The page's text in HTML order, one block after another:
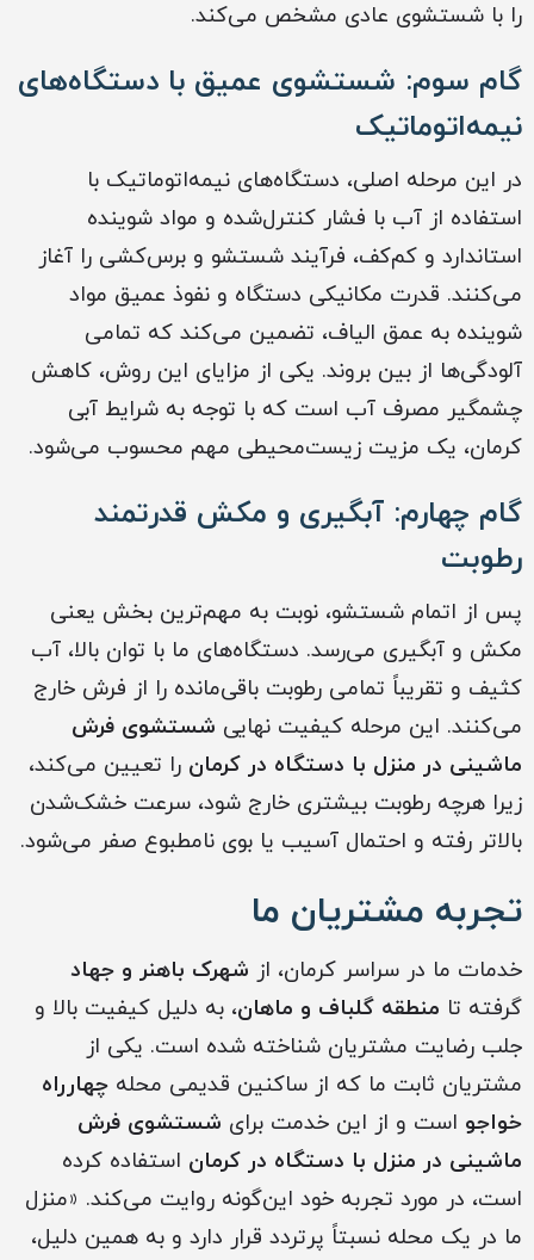
را با شستشوی عادی مشخص می‌کند.
گام سوم: شستشوی عمیق با دستگاه‌های
نیمه‌اتوماتیک
در این مرحله اصلی، دستگاه‌های نیمه‌اتوماتیک با
استفاده از آب با فشار کنترل‌شده و مواد شوینده
استاندارد و کم‌کف، فرآیند شستشو و برس‌کشی را آغاز
می‌کنند. قدرت مکانیکی دستگاه و نفوذ عمیق مواد
شوینده به عمق الیاف، تضمین می‌کند که تمامی
آلودگی‌ها از بین بروند. یکی از مزایای این روش، کاهش
چشمگیر مصرف آب است که با توجه به شرایط آبی
کرمان، یک مزیت زیست‌محیطی مهم محسوب می‌شود.
گام چهارم: آبگیری و مکش قدرتمند
رطوبت
پس از اتمام شستشو، نوبت به مهم‌ترین بخش یعنی
مکش و آبگیری می‌رسد. دستگاه‌های ما با توان بالا، آب
کثیف و تقریباً تمامی رطوبت باقی‌مانده را از فرش خارج
می‌کنند. این مرحله کیفیت نهایی شستشوی فرش
ماشینی در منزل با دستگاه در کرمان را تعیین می‌کند،
زیرا هرچه رطوبت بیشتری خارج شود، سرعت خشک‌شدن
بالاتر رفته و احتمال آسیب یا بوی نامطبوع صفر می‌شود.
تجربه مشتریان ما
خدمات ما در سراسر کرمان، از شهرک باهنر و جهاد
گرفته تا منطقه گلباف و ماهان، به دلیل کیفیت بالا و
جلب رضایت مشتریان شناخته شده است. یکی از
مشتریان ثابت ما که از ساکنین قدیمی محله چهارراه
خواجو است و از این خدمت برای شستشوی فرش
ماشینی در منزل با دستگاه در کرمان استفاده کرده
است، در مورد تجربه خود این‌گونه روایت می‌کند. «منزل
ما در یک محله نسبتاً پرتردد قرار دارد و به همین دلیل،